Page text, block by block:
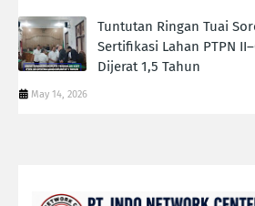
Tuntutan Ringan Tuai
Sertifikasi Lahan PTPN
Dijerat 1,5 Tahun
May 14, 2026